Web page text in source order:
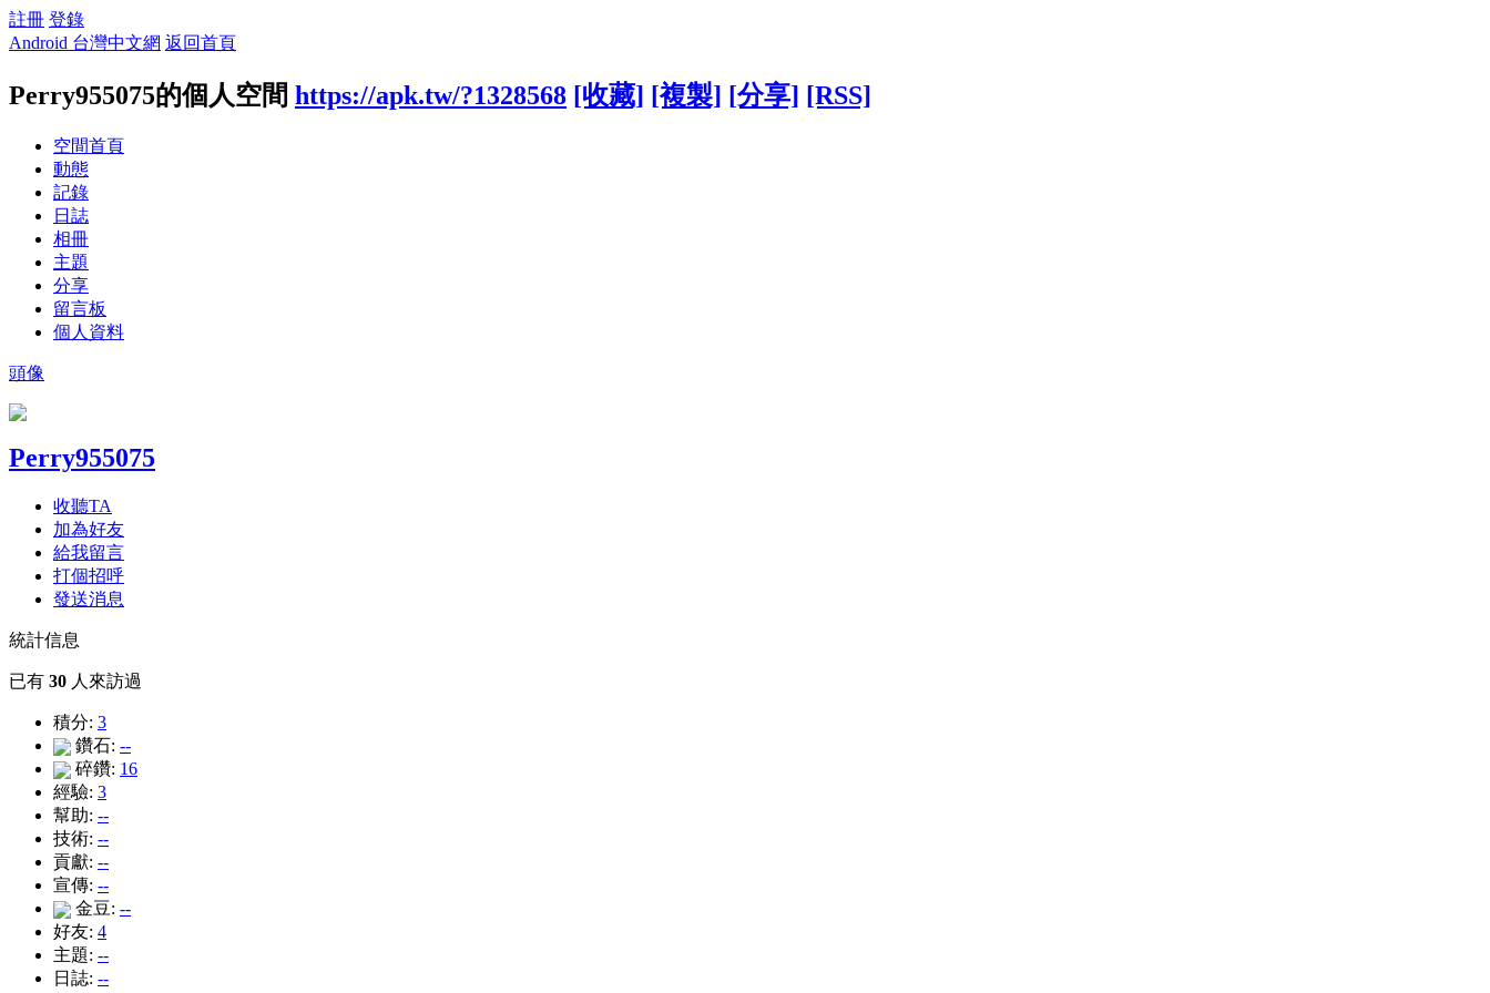
註冊 登錄
Android 台灣中文網 返回首頁
Perry955075的個人空間 https://apk.tw/?1328568 [收藏] [複製] [分享] [RSS]
空間首頁
動態
記錄
日誌
相冊
主題
分享
留言板
個人資料
頭像
Perry955075
收聽TA
加為好友
給我留言
打個招呼
發送消息
統計信息
已有 30 人來訪過
積分: 3
鑽石: --
碎鑽: 16
經驗: 3
幫助: --
技術: --
貢獻: --
宣傳: --
金豆: --
好友: 4
主題: --
日誌: --